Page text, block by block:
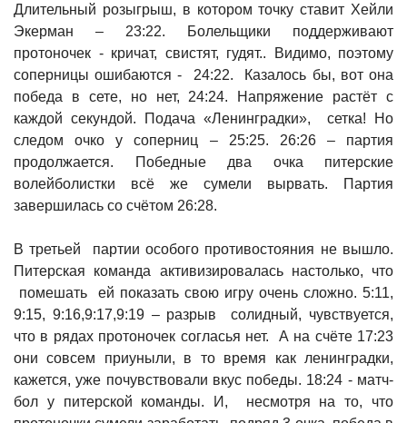
Длительный розыгрыш, в котором точку ставит Хейли
Экерман – 23:22. Болельщики поддерживают
протоночек - кричат, свистят, гудят.. Видимо, поэтому
соперницы ошибаются - 24:22. Казалось бы, вот она
победа в сете, но нет, 24:24. Напряжение растёт с
каждой секундой. Подача «Ленинградки», сетка! Но
следом очко у соперниц – 25:25. 26:26 – партия
продолжается. Победные два очка питерские
волейболистки всё же сумели вырвать. Партия
завершилась со счётом 26:28.
В третьей партии особого противостояния не вышло.
Питерская команда активизировалась настолько, что
помешать ей показать свою игру очень сложно. 5:11,
9:15, 9:16,9:17,9:19 – разрыв солидный, чувствуется,
что в рядах протоночек согласья нет. А на счёте 17:23
они совсем приуныли, в то время как ленинградки,
кажется, уже почувствовали вкус победы. 18:24 - матч-
бол у питерской команды. И, несмотря на то, что